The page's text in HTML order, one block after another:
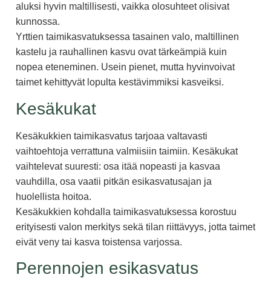
aluksi hyvin maltillisesti, vaikka olosuhteet olisivat
kunnossa.
Yrttien taimikasvatuksessa tasainen valo, maltillinen
kastelu ja rauhallinen kasvu ovat tärkeämpiä kuin
nopea eteneminen. Usein pienet, mutta hyvinvoivat
taimet kehittyvät lopulta kestävimmiksi kasveiksi.
Kesäkukat
Kesäkukkien taimikasvatus tarjoaa valtavasti
vaihtoehtoja verrattuna valmiisiin taimiin. Kesäkukat
vaihtelevat suuresti: osa itää nopeasti ja kasvaa
vauhdilla, osa vaatii pitkän esikasvatusajan ja
huolellista hoitoa.
Kesäkukkien kohdalla taimikasvatuksessa korostuu
erityisesti valon merkitys sekä tilan riittävyys, jotta taimet
eivät veny tai kasva toistensa varjossa.
Perennojen esikasvatus